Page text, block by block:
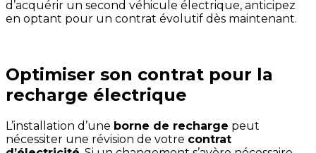
d’acquérir un second véhicule électrique, anticipez
en optant pour un contrat évolutif dès maintenant.
Optimiser son contrat pour la
recharge électrique
L’installation d’une borne de recharge peut
nécessiter une révision de votre contrat